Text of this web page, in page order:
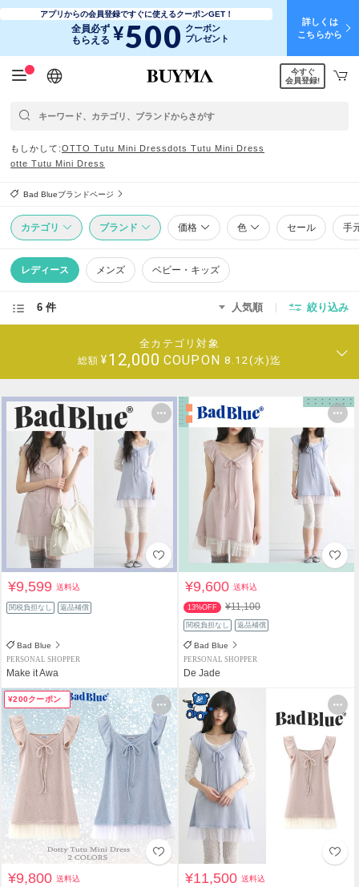
アプリからの会員登録ですぐに使えるクーポンGET！
全員必ず
もらえる ¥500 クーポン
プレゼント
詳しくは
こちらから
日本語
English
简体中文
繁體中文
今すぐ
会員登録!
もしかして OTTO Tutu Mini Dressdots Tutu Mini Dress
otte Tutu Mini Dress
Bad Blueブランドページ
カテゴリ ブランド 価格 色 セール 手
レディース メンズ ベビー・キッズ
6 件 人気順 絞り込み
全カテゴリ対象
総額 ¥12,000 COUPON 8.12(水)迄
¥9,599送料込
関税負担なし 返品補償
Bad Blue
PERSONAL SHOPPER
Make it Awa
¥9,600送料込
13%OFF ¥11,100
関税負担なし 返品補償
Bad Blue
PERSONAL SHOPPER
De Jade
¥200クーポン
¥9,800送料込 ¥11,500送料込